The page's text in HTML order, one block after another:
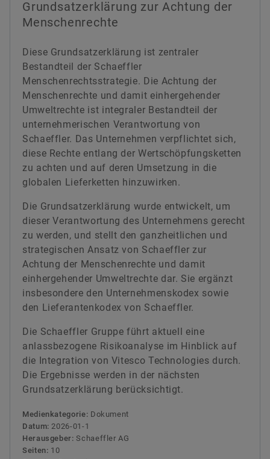
Grundsatzerklärung zur Achtung der
Menschenrechte
Diese Grundsatzerklärung ist zentraler
Bestandteil der Schaeffler
Menschenrechtsstrategie. Die Achtung der
Menschenrechte und damit einhergehender
Umweltrechte ist integraler Bestandteil der
unternehmerischen Verantwortung von
Schaeffler. Das Unternehmen verpflichtet sich,
diese Rechte entlang der Wertschöpfungsketten
zu achten und auf deren Umsetzung in die
globalen Lieferketten hinzuwirken.
Die Grundsatzerklärung wurde entwickelt, um
dieser Verantwortung des Unternehmens gerecht
zu werden, und stellt den ganzheitlichen und
strategischen Ansatz von Schaeffler zur
Achtung der Menschenrechte und damit
einhergehender Umweltrechte dar. Sie ergänzt
insbesondere den Unternehmenskodex sowie
den Lieferantenkodex von Schaeffler.
Die Schaeffler Gruppe führt aktuell eine
anlassbezogene Risikoanalyse im Hinblick auf
die Integration von Vitesco Technologies durch.
Die Ergebnisse werden in der nächsten
Grundsatzerklärung berücksichtigt.
Medienkategorie: Dokument
Datum: 2026-01-1
Herausgeber: Schaeffler AG
Seiten: 10